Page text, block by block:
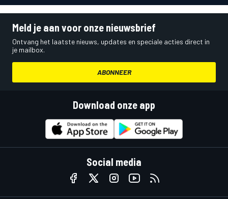
Meld je aan voor onze nieuwsbrief
Ontvang het laatste nieuws, updates en speciale acties direct in
je mailbox.
ABONNEER
Download onze app
Social media